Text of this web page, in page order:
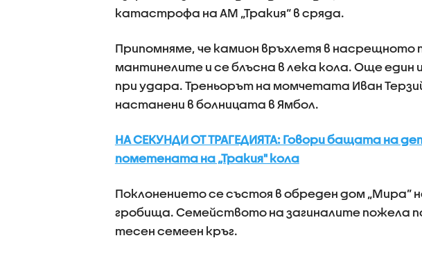
катастрофа на АМ „Тракия“ в сряда.
Припомняме, че камион връхлетя в насрещното
мантинелите и се блъсна в лека кола. Още
при удара. Треньорът на момчетата Иван
настанени в болницата в Ямбол.
НА СЕКУНДИ ОТ ТРАГЕДИЯТА: Говори бащата на
пометената на „Тракия" кола
Поклонението се състоя в обреден дом „Мира”
гробища. Семейството на загиналите пожела
тесен семеен кръг.